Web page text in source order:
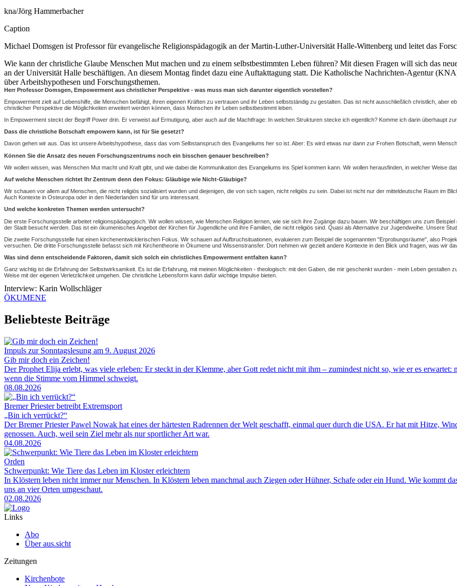
kna/Jörg Hammerbacher
Caption
Michael Domsgen ist Professor für evangelische Religionspädagogik an der Martin-Luther-Universität Halle-Wittenberg und leitet das
Wie kann der christliche Glaube Menschen Mut machen und zu einem selbstbestimmten Leben führen? Mit diesen Fragen will sich das
an der Universität Halle beschäftigen. An diesem Montag findet dazu eine Auftakttagung statt. Die Katholische Nachrichten-Agentur
über Arbeitshypothesen und Forschungsthemen.
Herr Professor Domsgen, Empowerment aus christlicher Perspektive - was muss man sich darunter eigentlich vorstellen?
Empowerment zielt auf Lebenshilfe, die Menschen befähigt, ihren eigenen Kräften zu vertrauen und ihr Leben selbstständig zu gestalten. Das ist nicht ausschließlich christlich, aber
christlicher Perspektive die Möglichkeiten erweitert werden können, dass Menschen ihr Leben selbstbestimmt leben.
In Empowerment steckt der Begriff Power drin. Er verweist auf Ermutigung, aber auch auf die Machtfrage: In welchen Strukturen stecke ich eigentlich? Komme ich darin überhaupt
Dass die christliche Botschaft empowern kann, ist für Sie gesetzt?
Davon gehen wir aus. Das ist unsere Arbeitshypothese, dass das vom Selbstanspruch des Evangeliums her so ist. Aber: Es wird etwas nur dann zur Frohen Botschaft, wenn
Können Sie die Ansatz des neuen Forschungszentrums noch ein bisschen genauer beschreiben?
Wir wollen wissen, was Menschen Mut macht und Kraft gibt, und wie dabei die Kommunikation des Evangeliums ins Spiel kommen kann. Wir wollen herausfinden, in welcher Weise
Auf welche Menschen richtet Ihr Zentrum denn den Fokus: Gläubige wie Nicht-Gläubige?
Wir schauen vor allem auf Menschen, die nicht religiös sozialisiert wurden und diejenigen, die von sich sagen, nicht religiös zu sein. Dabei ist nicht nur der mitteldeutsche Raum im
Auch Kontexte in Osteuropa oder in den Niederlanden sind für uns interessant.
Und welche konkreten Themen werden untersucht?
Die erste Forschungsstelle arbeitet religionspädagogisch. Wir wollen wissen, wie Menschen Religion lernen, wie sie sich ihre Zugänge dazu bauen. Wir beschäftigen uns zum
der Stadt besucht werden. Das ist ein ökumenisches Angebot der Kirchen für Jugendliche und ihre Familien, die nicht religiös sind. Quasi als Alternative zur Jugendweihe. Unsere
Die zweite Forschungsstelle hat einen kirchenentwicklerischen Fokus. Wir schauen auf Aufbruchsituationen, evaluieren zum Beispiel die sogenannten "Erprobungsräume", also
versuchen. Die dritte Forschungsstelle befasst sich mit Kirchentheorie in Ökumene und Wissenstransfer. Dort nehmen wir gezielt andere Kontexte in den Blick und fragen, was wir
Was sind denn entscheidende Faktoren, damit sich solch ein christliches Empowerment entfalten kann?
Ganz wichtig ist die Erfahrung der Selbstwirksamkeit. Es ist die Erfahrung, mit meinen Möglichkeiten - theologisch: mit den Gaben, die mir geschenkt wurden - mein Leben gestalten
Weise mit der eigenen Verletzlichkeit umgehen. Die christliche Lebensform kann dafür wichtige Impulse bieten.
Interview: Karin Wollschläger
ÖKUMENE
Beliebteste Beiträge
Impuls zur Sonntagslesung am 9. August 2026
Gib mir doch ein Zeichen!
Der Prophet Elija erlebt, was viele erleben: Er steckt in der Klemme, aber Gott redet nicht mit ihm – zumindest nicht so, wie er es
wenn die Stimme vom Himmel schweigt.
08.08.2026
Bremer Priester betreibt Extremsport
„Bin ich verrückt?“
Der Bremer Priester Pawel Nowak hat eines der härtesten Radrennen der Welt geschafft, einmal quer durch die USA. Er hat mit Hitze,
genossen. Auch, weil sein Ziel mehr als nur sportlicher Art war.
04.08.2026
Orden
Schwerpunkt: Wie Tiere das Leben im Kloster erleichtern
In Klöstern leben nicht immer nur Menschen. In Klöstern leben manchmal auch Ziegen oder Hühner, Schafe oder ein Hund. Wie kommt
uns an vier Orten umgeschaut.
02.08.2026
Links
Abo
Über aus.sicht
Zeitungen
Kirchenbote